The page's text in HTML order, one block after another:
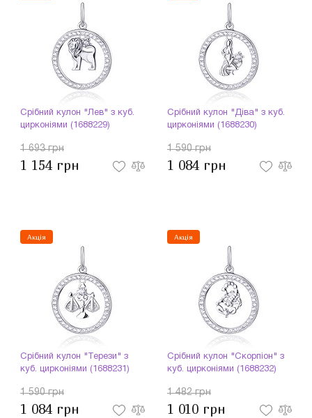
Срібний кулон "Лев" з куб.
цирконіями (1688229)
1 693 грн
1 154 грн
Срібний кулон "Діва" з куб.
цирконіями (1688230)
1 590 грн
1 084 грн
Акція
Срібний кулон "Терези" з
куб. цирконіями (1688231)
1 590 грн
1 084 грн
Акція
Срібний кулон "Скорпіон" з
куб. цирконіями (1688232)
1 482 грн
1 010 грн